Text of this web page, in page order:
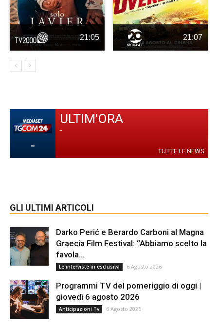
21:05 21:07
-
ULTIM'ORA
-
TUTTE LE NEWS
GLI ULTIMI ARTICOLI
Darko Perić e Berardo Carboni al Magna
Graecia Film Festival: “Abbiamo scelto la
favola...
Le interviste in esclusiva 6 Agosto 2026
Programmi TV del pomeriggio di oggi |
giovedì 6 agosto 2026
Anticipazioni Tv 6 Agosto 2026